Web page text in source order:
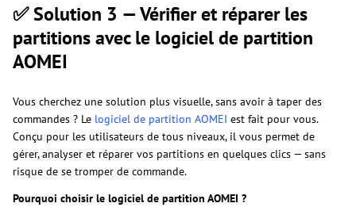
✅ Solution 3 — Vérifier et réparer les
partitions avec le logiciel de partition
AOMEI
Vous cherchez une solution plus visuelle, sans avoir à taper des
commandes ? Le logiciel de partition AOMEI est fait pour vous.
Conçu pour les utilisateurs de tous niveaux, il vous permet de
gérer, analyser et réparer vos partitions en quelques clics — sans
risque de se tromper de commande.
Pourquoi choisir le logiciel de partition AOMEI ?